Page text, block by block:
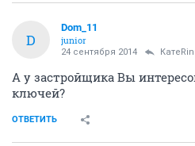
D
Dom_11
junior
24 сентября 2014
А у застройщика Вы
ключей?
ОТВЕТИТЬ